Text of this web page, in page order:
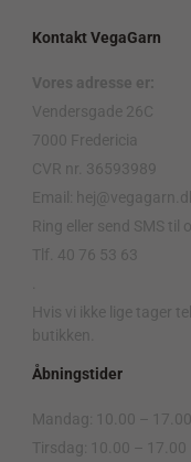
Kontakt VegaGarn
Vores adresse er:
Vendersgade 26C
7000 Fredericia
CVR nr. 36593989
Email:
Ring eller send SMS til
Tlf. 40 76 53 63
Hvis vi ikke lige tager
butikken.
Åbningstider
Mandag: 10.00 – 17.00
Tirsdag: 10.00 – 17.00